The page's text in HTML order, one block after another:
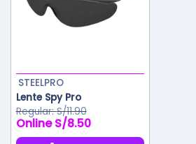
Lente Spy Pro
STEELPRO
S/11.90
S/8.50